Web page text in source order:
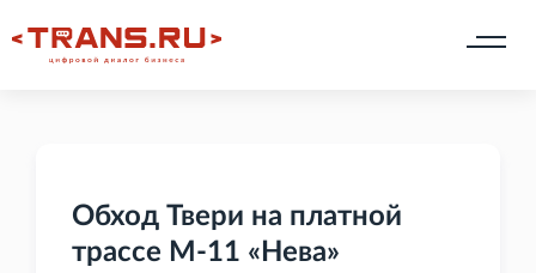
Обход Твери на платной
трассе М-11 «Нева»